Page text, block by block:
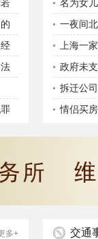
名为女
不予认可
一夜间
上海一
政府未
拆迁公
情侣买
多+ 交通